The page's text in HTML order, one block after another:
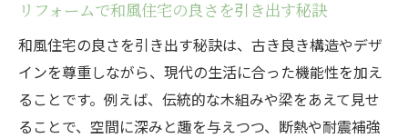
リフォームで和風住宅の良さを引き出す秘訣
和風住宅の良さを引き出す秘訣は、古き良き構造やデザ
インを尊重しながら、現代の生活に合った機能性を加え
ることです。例えば、伝統的な木組みや梁をあえて見せ
ることで、空間に深みと趣を与えつつ、断熱や耐震補強